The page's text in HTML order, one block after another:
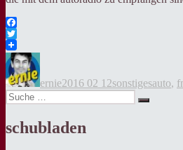
Facebook
Twitter
ernie2016 02 12sonstigesauto,
Suche
nach:
Suche
schubladen